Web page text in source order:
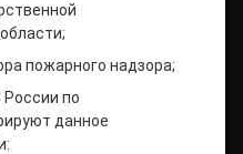
пожарного надзора;
по
данное